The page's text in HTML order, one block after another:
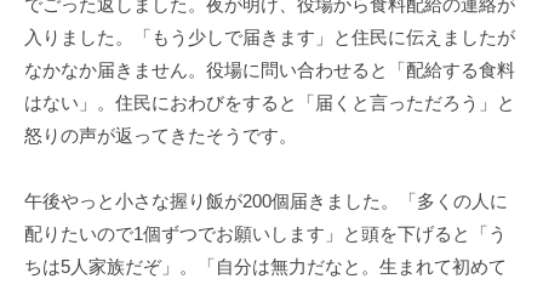
入りました。「もう少しで届きます」と住民に伝えましたが
なかなか届きません。役場に問い合わせると「配給する食料
はない」。住民におわびをすると「届くと言っただろう」と
怒りの声が返ってきたそうです。
午後やっと小さな握り飯が200個届きました。「多くの人に
配りたいので1個ずつでお願いします」と頭を下げると「う
ちは5人家族だぞ」。「自分は無力だなと。生まれて初めて